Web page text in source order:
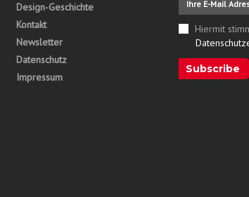
Design-Geschichte
Kontakt
Newsletter
Datenschutz
Impressum
Hiermit
Subscribe